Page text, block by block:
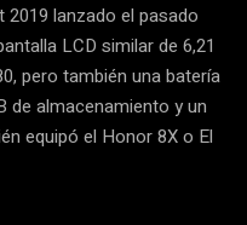
lanzado el pasado
LCD similar de 6,21
pero también una batería
de almacenamiento y un
equipó el Honor 8X o El